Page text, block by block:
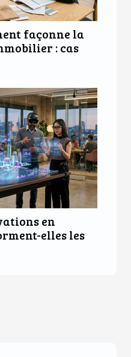
façonne la
: cas
en
elles les